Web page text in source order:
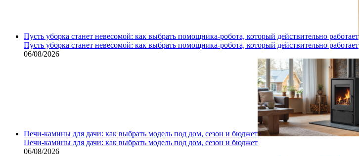
Пусть уборка станет невесомой: как выбрать помощника‑робота, который действительно работает
Пусть уборка станет невесомой: как выбрать помощника‑робота, который действительно работает
06/08/2026
Печи-камины для дачи: как выбрать модель под дом, сезон и бюджет
Печи-камины для дачи: как выбрать модель под дом, сезон и бюджет
06/08/2026